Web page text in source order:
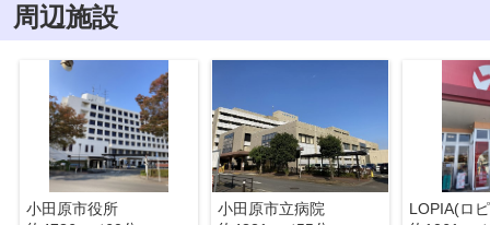
周辺施設
小田原市役所
小田原市立病院